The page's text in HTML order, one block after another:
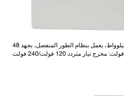
محول طاقة شمسية بقدرة 5 كيلوواط، يعمل بنظام الطور المنفصل، بجهد 48
فولت: مخرج تيار متردد 120 فولت/240 فولت